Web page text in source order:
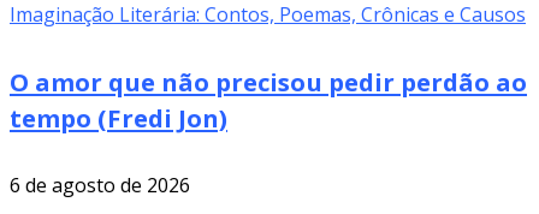
Imaginação Literária: Contos, Poemas, Crônicas e Causos
O amor que não precisou pedir perdão ao
tempo (Fredi Jon)
6 de agosto de 2026